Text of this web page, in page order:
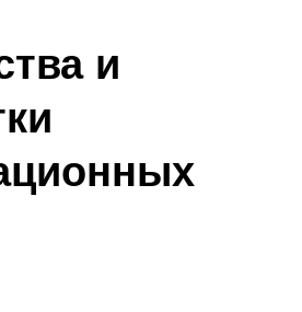
и